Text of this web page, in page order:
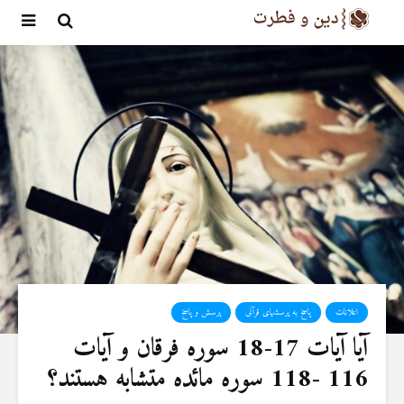
اعلانات پاسخ به پرسشهای قرآنی پرسش و پاسخ
آیا آیات 17-18 سوره فرقان و آیات
116 -118 سوره مائده متشابه هستند؟